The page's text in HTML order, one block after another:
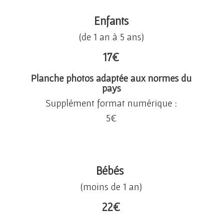
Enfants
(de 1 an à 5 ans)
17€
Planche photos adaptée aux normes du
pays
Supplément format numérique :
5€
Bébés
(moins de 1 an)
22€